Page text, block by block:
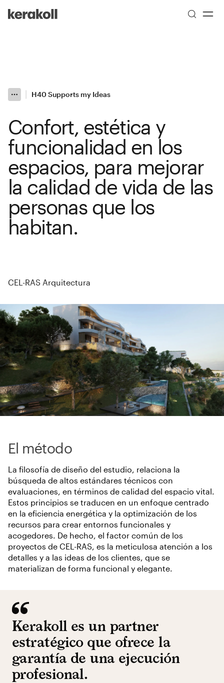
Go to Homepage
More
Toggle menu
H40 Supports my Ideas
Confort, estética y
funcionalidad en los
espacios, para mejorar
la calidad de vida de las
personas que los
habitan.
CEL-RAS Arquitectura
El método
La filosofía de diseño del estudio, relaciona la
búsqueda de altos estándares técnicos con
evaluaciones, en términos de calidad del espacio vital.
Estos principios se traducen en un enfoque centrado
en la eficiencia energética y la optimización de los
recursos para crear entornos funcionales y
acogedores. De hecho, el factor común de los
proyectos de CEL-RAS, es la meticulosa atención a los
detalles y a las ideas de los clientes, que se
materializan de forma funcional y elegante.
Kerakoll es un partner
estratégico que ofrece la
garantía de una ejecución
profesional.